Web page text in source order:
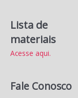
Lista de
materiais
Acesse aqui.
Fale Conosco